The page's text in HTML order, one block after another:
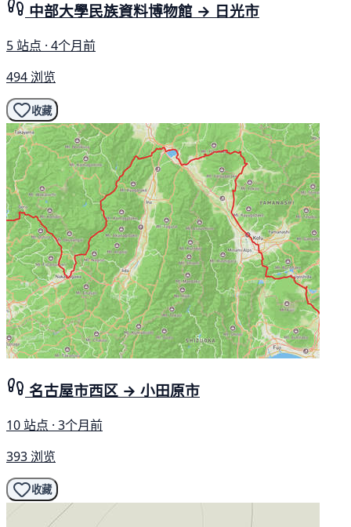
中部大學民族資料博物館 → 日光市
5 站点 · 4个月前
494 浏览
收藏
名古屋市西区 → 小田原市
10 站点 · 3个月前
393 浏览
收藏